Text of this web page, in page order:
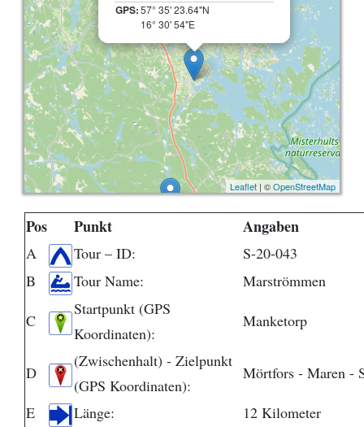
GPS:57° 35' 23.64"N
16° 30' 54"E
Leaflet | ©OpenStreetMap
Pos Punkt Angaben
A Tour – ID:
S-20-043
B
Tour Name: Marströmmen
C
Startpunkt (GPS
Koordinaten):
Manketorp
D
(Zwischenhalt) - Zielpunkt
(GPS Koordinaten):
Mörtfors - Maren -
E Länge:
12 Kilometer
Provinz Bohuslän
Provinz Västergötland
Provinz Östergötland
Provinz Småland
Provinz Halland
Provinz Blekinge
Provinz Skåne